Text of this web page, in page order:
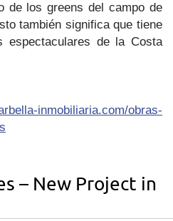
de los greens del campo de
también significa que tiene
espectaculares de la Costa
inmobiliaria.com/obras-
– New Project in